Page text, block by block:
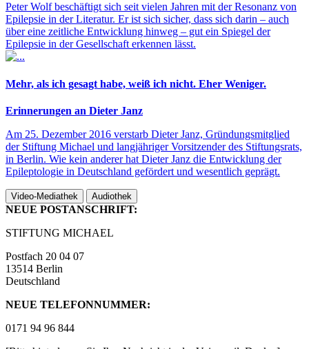
Peter Wolf beschäftigt sich seit vielen Jahren mit der Resonanz von
Epilepsie in der Literatur. Er ist sich sicher, dass sich darin – auch
über eine zeitliche Entwicklung hinweg – gut ein Spiegel der
Epilepsie in der Gesellschaft erkennen lässt.
Mehr, als ich gesagt habe, weiß ich nicht. Eher Weniger.
Erinnerungen an Dieter Janz
Am 25. Dezember 2016 verstarb Dieter Janz, Gründungsmitglied
der Stiftung Michael und langjähriger Vorsitzender des Stiftungsrats,
in Berlin. Wie kein anderer hat Dieter Janz die Entwicklung der
Epileptologie in Deutschland gefördert und wesentlich geprägt.
Video-Mediathek Audiothek
NEUE POSTANSCHRIFT:
STIFTUNG MICHAEL
Postfach 20 04 07
13514 Berlin
Deutschland
NEUE TELEFONNUMMER:
0171 94 96 844